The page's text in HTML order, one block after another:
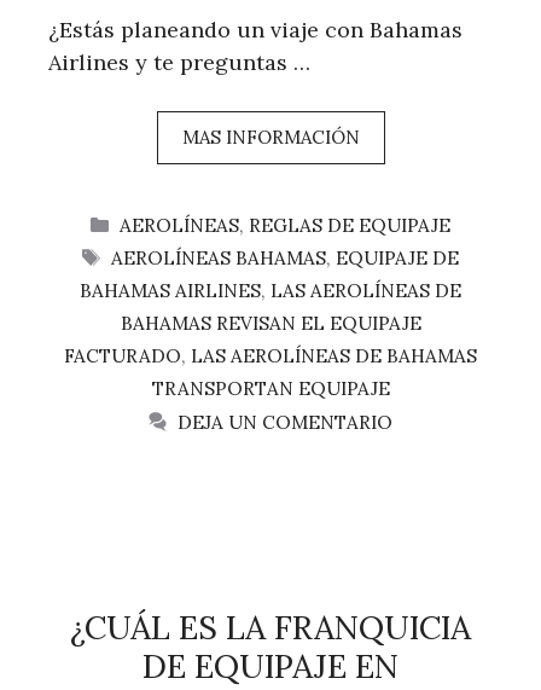
¿Estás planeando un viaje con Bahamas
Airlines y te preguntas …
MAS INFORMACIÓN
CATEGORÍAS
AEROLÍNEAS, REGLAS DE EQUIPAJE
ETIQUETAS
AEROLÍNEAS BAHAMAS, EQUIPAJE DE
BAHAMAS AIRLINES, LAS AEROLÍNEAS DE
BAHAMAS REVISAN EL EQUIPAJE
FACTURADO, LAS AEROLÍNEAS DE BAHAMAS
TRANSPORTAN EQUIPAJE
DEJA UN COMENTARIO
¿CUÁL ES LA FRANQUICIA
DE EQUIPAJE EN